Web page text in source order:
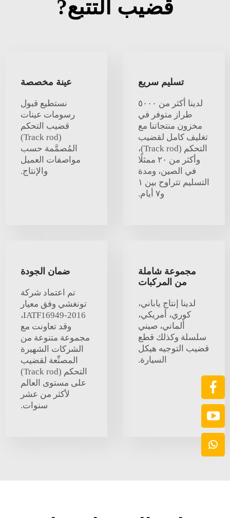
قضيب التتبع?
تسليم سريع
لدينا أكثر من ٥٠٠٠
طراز متوفر في
مخزون منتجاتنا مع
تغليف كامل لقضيب
التحكم (Track rod)،
وأكثر من ٢٠ ممثلًا
في الصين، ومدة
التسليم تتراوح بين ١
و٧ أيام.
عينة مخصصة
نستطيع قبول
رسومات عينات
قضيب التحكم
(Track rod)
المُصمَّمة حسب
مواصفات العميل
والإنتاج.
مجموعة شاملة
من المركبات
لدينا إنتاج ياباني،
كوري، أمريكي،
ألماني، صيني
سلسلة وكذلك قطع
قضيب التوجيه هيكل
السيارة.
ضمان الجودة
تم اعتماد شركة
تونغشي وفق معيار
IATF16949-2016،
وقد تعاونت مع
مجموعة متنوعة من
الشركات الشهيرة
المصنِّعة لقضيب
التحكم (Track rod)
على مستوى العالم
لأكثر من عشر
سنوات.